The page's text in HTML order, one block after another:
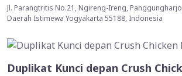
Jl. Parangtritis No.21, Ngireng-Ireng,
Daerah Istimewa Yogyakarta 55188, Indonesia
Duplikat Kunci depan Crush